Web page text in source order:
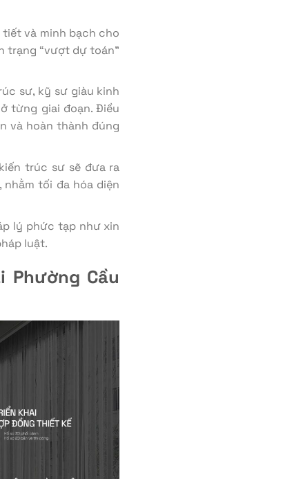
và minh bạch cho
trạng “vượt dự toán”
sư, kỹ sư giàu kinh
từng giai đoạn. Điều
và hoàn thành đúng
trúc sư sẽ đưa ra
tối đa hóa diện
lý phức tạp như xin
luật.
Phường Cầu